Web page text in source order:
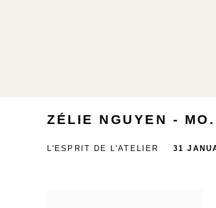
ZÉLIE NGUYEN -
L'ESPRIT DE L'ATELIER 31